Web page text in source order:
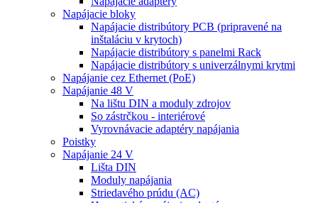
Napájacie bloky
Napájacie distribútory PCB (pripravené na
inštaláciu v krytoch)
Napájacie distribútory s panelmi Rack
Napájacie distribútory s univerzálnymi krytmi
Napájanie cez Ethernet (PoE)
Napájanie 48 V
Na lištu DIN a moduly zdrojov
So zástrčkou - interiérové
Vyrovnávacie adaptéry napájania
Poistky
Napájanie 24 V
Lišta DIN
Moduly napájania
Striedavého prúdu (AC)